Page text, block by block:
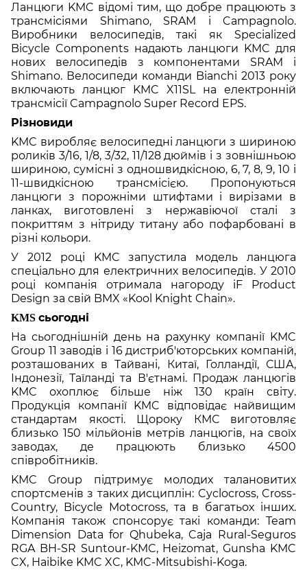
Ланцюги KMC відомі тим, що добре працюють з
трансмісіями Shimano, SRAM і Campagnolo.
Виробники велосипедів, такі як Specialized
Bicycle Components надають ланцюги KMC для
нових велосипедів з компонентами SRAM і
Shimano. Велосипеди команди Bianchi 2013 року
включають ланцюг KMC X11SL на електронній
трансмісії Campagnolo Super Record EPS.
Різновиди
KMC виробляє велосипедні ланцюги з шириною
роликів 3/16, 1/8, 3/32, 11/128 дюймів і з зовнішньою
шириною, сумісні з одношвидкісною, 6, 7, 8, 9, 10 і
11-швидкісною трансмісією. Пропонуються
ланцюги з порожніми штифтами і вирізами в
ланках, виготовлені з нержавіючої сталі з
покриттям з нітриду титану або пофарбовані в
різні кольори.
У 2012 році KMC запустила модель ланцюга
спеціально для електричних велосипедів. У 2010
році компанія отримала нагороду iF Product
Design за свій BMX «Kool Knight Chain».
KMS сьогодні
На сьогоднішній день на рахунку компанії KMC
Group 11 заводів і 16 дистриб'юторських компаній,
розташованих в Тайвані, Китаї, Голландії, США,
Індонезії, Таїланді та В'єтнамі. Продаж ланцюгів
KMC охоплює більше ніж 130 країн світу.
Продукція компанії KMC відповідає найвищим
стандартам якості. Щороку КМС виготовляє
близько 150 мільйонів метрів ланцюгів, на своїх
заводах, де працюють близько 4500
співробітників.
KMC Group підтримує молодих талановитих
спортсменів з таких дисциплін: Cyclocross, Cross-
Country, Bicycle Motocross, та в багатьох інших.
Компанія також спонсорує такі команди: Team
Dimension Data for Qhubeka, Caja Rural-Seguros
RGA BH-SR Suntour-KMC, Heizomat, Gunsha KMC
CX, Haibike KMC XC, KMC-Mitsubishi-Koga.